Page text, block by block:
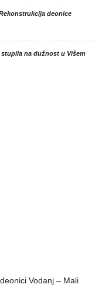
deonice
na dužnost u Višem
Vodanj – Mali